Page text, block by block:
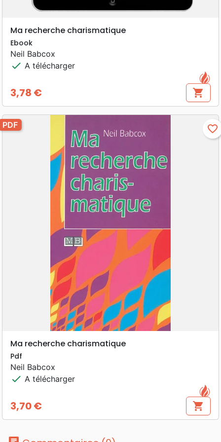
Ma recherche charismatique
Ebook
Neil Babcox
check A télécharger
Prix
3,78 € shopping_cart
PDF favorite_border
Ma recherche charismatique
Pdf
Neil Babcox
check A télécharger
Prix
3,70 € shopping_cart